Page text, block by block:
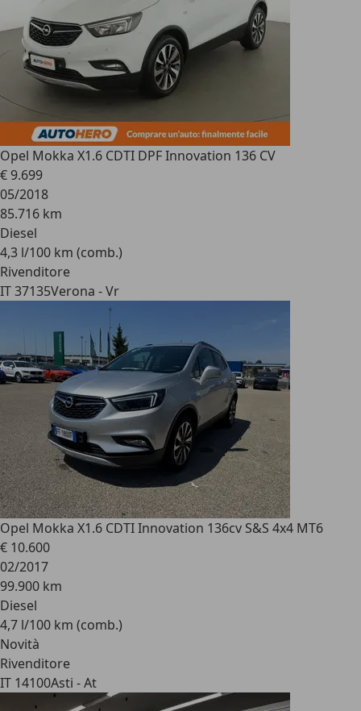
Opel Mokka X1.6 CDTI DPF Innovation 136 CV
€ 9.699
05/2018
85.716 km
Diesel
4,3 l/100 km (comb.)
Rivenditore
IT 37135Verona - Vr
Opel Mokka X1.6 CDTI Innovation 136cv S&S 4x4 MT6
€ 10.600
02/2017
99.900 km
Diesel
4,7 l/100 km (comb.)
Novità
Rivenditore
IT 14100Asti - At